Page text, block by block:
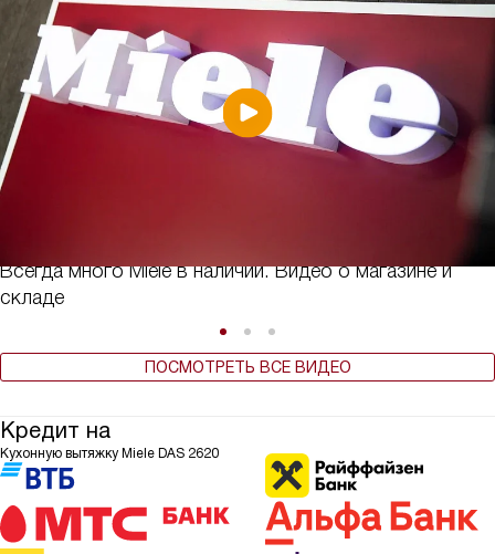
Всегда много Miele в наличии. Видео о магазине и
складе
ПОСМОТРЕТЬ ВСЕ ВИДЕО
Кредит на
Кухонную вытяжку Miele DAS 2620